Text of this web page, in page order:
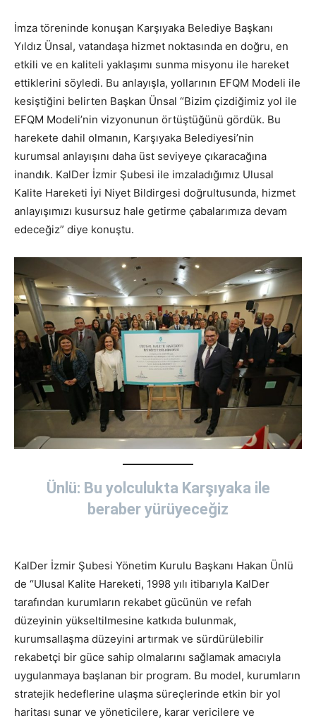
İmza töreninde konuşan Karşıyaka Belediye Başkanı
Yıldız Ünsal, vatandaşa hizmet noktasında en doğru, en
etkili ve en kaliteli yaklaşımı sunma misyonu ile hareket
ettiklerini söyledi. Bu anlayışla, yollarının EFQM Modeli ile
kesiştiğini belirten Başkan Ünsal “Bizim çizdiğimiz yol ile
EFQM Modeli’nin vizyonunun örtüştüğünü gördük. Bu
harekete dahil olmanın, Karşıyaka Belediyesi’nin
kurumsal anlayışını daha üst seviyeye çıkaracağına
inandık. KalDer İzmir Şubesi ile imzaladığımız Ulusal
Kalite Hareketi İyi Niyet Bildirgesi doğrultusunda, hizmet
anlayışımızı kusursuz hale getirme çabalarımıza devam
edeceğiz” diye konuştu.
Ünlü: Bu yolculukta Karşıyaka ile
beraber yürüyeceğiz
KalDer İzmir Şubesi Yönetim Kurulu Başkanı Hakan Ünlü
de “Ulusal Kalite Hareketi, 1998 yılı itibarıyla KalDer
tarafından kurumların rekabet gücünün ve refah
düzeyinin yükseltilmesine katkıda bulunmak,
kurumsallaşma düzeyini artırmak ve sürdürülebilir
rekabetçi bir güce sahip olmalarını sağlamak amacıyla
uygulanmaya başlanan bir program. Bu model, kurumların
stratejik hedeflerine ulaşma süreçlerinde etkin bir yol
haritası sunar ve yöneticilere, karar vericilere ve